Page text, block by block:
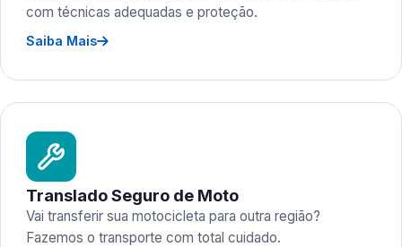
com técnicas adequadas e proteção.
Saiba Mais
Translado Seguro de Moto
Vai transferir sua motocicleta para outra região?
Fazemos o transporte com total cuidado.